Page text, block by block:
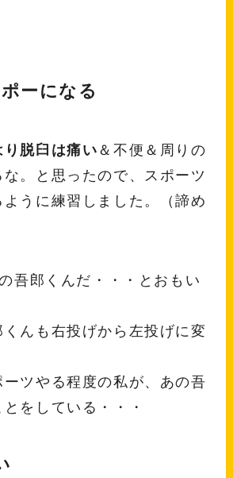
ーになる
り脱臼は痛い ＆不便＆周りの
。と思ったので、スポーツ
うに練習しました。（諦め
吾郎くんだ・・・とおもい
んも右投げから左投げに変
ツやる程度の私が、あの吾
をしている・・・